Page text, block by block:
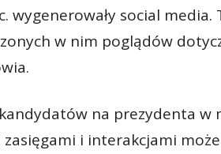
wygenerowały social media.
w nim poglądów
na prezydenta w
i interakcjami